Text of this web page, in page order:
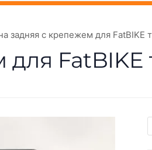
задняя с крепежем для FatBIKE
FatBIKE